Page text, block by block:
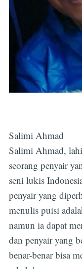
Salimi Ahmad
Salimi Ahmad,
seorang penyair
seni lukis
penyair yang
menulis puisi
namun ia dapat
dan penyair yang
benar-benar bisa